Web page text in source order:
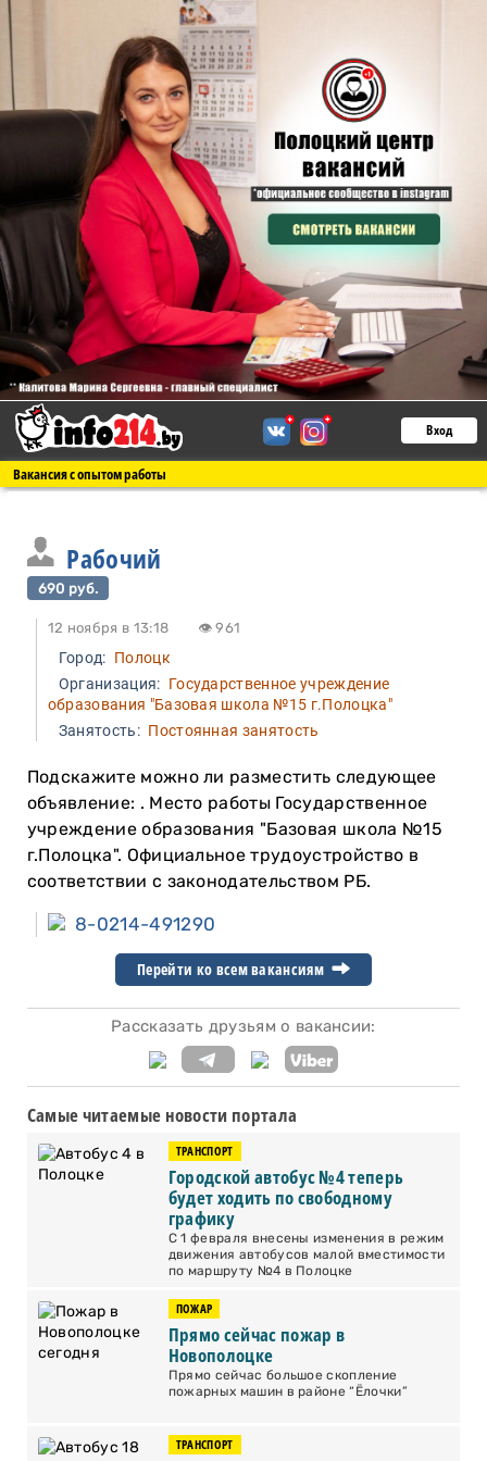
Вход
Вакансия с опытом работы
Рабочий
690 руб.
12 ноября в 13:18 👁 961
Город: Полоцк
Организация: Государственное учреждение
образования "Базовая школа №15 г.Полоцка"
Занятость:Постоянная занятость
Подскажите можно ли разместить следующее
объявление: . Место работы Государственное
учреждение образования "Базовая школа №15
г.Полоцка". Официальное трудоустройство в
соответствии с законодательством РБ.
8-0214-491290
Перейти ко всем вакансиям
Рассказать друзьям о вакансии:
Самые читаемые новости портала
ТРАНСПОРТ
Городской автобус №4 теперь
будет ходить по свободному
графику
С 1 февраля внесены изменения в режим
движения автобусов малой вместимости
по маршруту №4 в Полоцке
ПОЖАР
Прямо сейчас пожар в
Новополоцке
Прямо сейчас большое скопление
пожарных машин в районе “Ёлочки”
ТРАНСПОРТ